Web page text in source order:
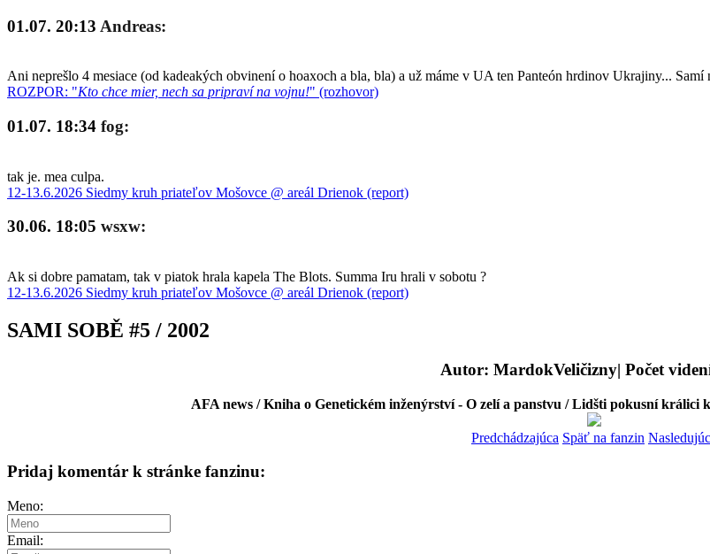
01.07. 20:13 Andreas:
Ani neprešlo 4 mesiace (od kadeakých obvinení o hoaxoch a bla, bla) a už máme v UA ten Panteón hrdinov Ukrajiny...
ROZPOR: "Kto chce mier, nech sa pripraví na vojnu!" (rozhovor)
01.07. 18:34 fog:
tak je. mea culpa.
12-13.6.2026 Siedmy kruh priateľov Mošovce @ areál Drienok (report)
30.06. 18:05 wsxw:
Ak si dobre pamatam, tak v piatok hrala kapela The Blots. Summa Iru hrali v sobotu ?
12-13.6.2026 Siedmy kruh priateľov Mošovce @ areál Drienok (report)
SAMI SOBĚ #5 / 2002
Autor: MardokVeličizny| Počet
AFA news / Kniha o Genetickém inženýrství - O zelí a panstvu / Lidšti pokusní králici
Predchádzajúca Späť na fanzin
Pridaj komentár k stránke fanzinu:
Meno:
Email: